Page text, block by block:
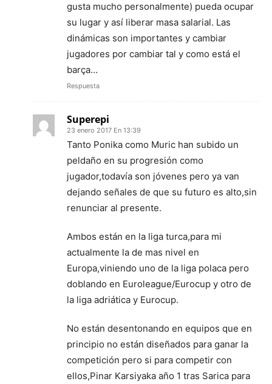
gusta mucho personalmente) pueda ocupar
su lugar y así liberar masa salarial. Las
dinámicas son importantes y cambiar
jugadores por cambiar tal y como está el
barça…
Respuesta
Superepi
23 enero 2017 En 13:39
Tanto Ponika como Muric han subido un
peldaño en su progresión como
jugador,todavía son jóvenes pero ya van
dejando señales de que su futuro es alto,sin
renunciar al presente.
Ambos están en la liga turca,para mi
actualmente la de mas nivel en
Europa,viniendo uno de la liga polaca pero
doblando en Euroleague/Eurocup y otro de
la liga adriática y Eurocup.
No están desentonando en equipos que en
principio no están diseñados para ganar la
competición pero si para competir con
ellos,Pinar Karsiyaka año 1 tras Sarica para